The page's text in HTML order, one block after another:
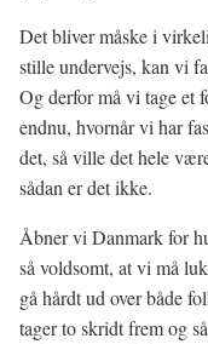
Det bliver måske i
stille undervejs, kan vi
Og derfor må vi tage et
endnu, hvornår vi har
det, så ville det hele
sådan er det ikke.
Åbner vi Danmark for
så voldsomt, at vi må
gå hårdt ud over både
tager to skridt frem og